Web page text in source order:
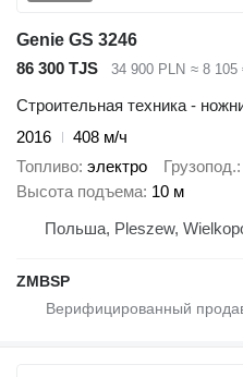
Genie GS 3246
86 300 TJS
34 900 PLN ≈ 8 105
Строительная техника -
2016
408 м/ч
Топливо электро Грузопод.
Высота подъема 10 м
Польша, Pleszew,
ZMBSP